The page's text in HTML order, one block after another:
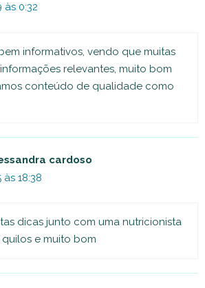
0:32
informativos, vendo que muitas
relevantes, muito bom
conteúdo de qualidade como
cardoso
18:38
dicas junto com uma nutricionista
e muito bom